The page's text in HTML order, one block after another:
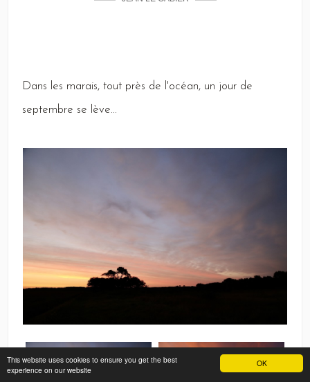
OK
This website uses cookies to ensure you get the best
experience on our website
Dans les marais, tout près de l'océan, un jour de
septembre se lève...